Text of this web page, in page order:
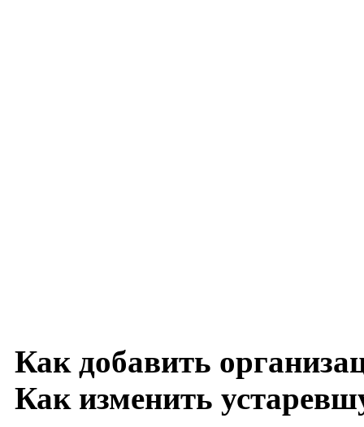
Как добавить
Как изменить